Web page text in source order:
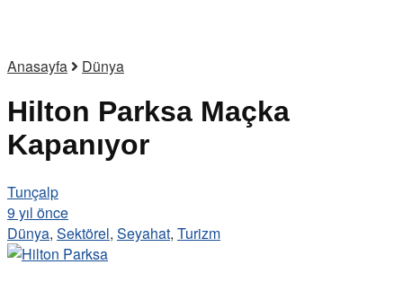
Anasayfa Dünya
Hilton Parksa Maçka
Kapanıyor
Tunçalp
9 yıl önce
Dünya, Sektörel, Seyahat, Turizm